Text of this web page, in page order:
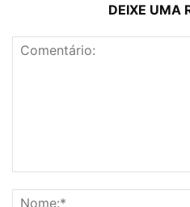
DEIXE UMA